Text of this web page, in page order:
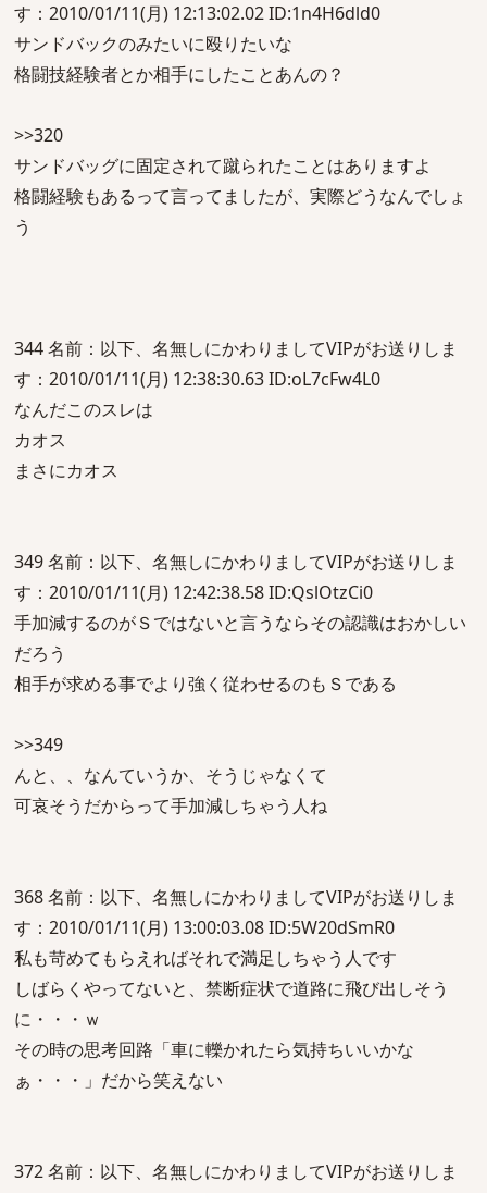
す：2010/01/11(月) 12:13:02.02 ID:1n4H6dld0
サンドバックのみたいに殴りたいな
格闘技経験者とか相手にしたことあんの？
>>320
サンドバッグに固定されて蹴られたことはありますよ
格闘経験もあるって言ってましたが、実際どうなんでしょ
う
344 名前：以下、名無しにかわりましてVIPがお送りしま
す：2010/01/11(月) 12:38:30.63 ID:oL7cFw4L0
なんだこのスレは
カオス
まさにカオス
349 名前：以下、名無しにかわりましてVIPがお送りしま
す：2010/01/11(月) 12:42:38.58 ID:QslOtzCi0
手加減するのがＳではないと言うならその認識はおかしい
だろう
相手が求める事でより強く従わせるのもＳである
>>349
んと、、なんていうか、そうじゃなくて
可哀そうだからって手加減しちゃう人ね
368 名前：以下、名無しにかわりましてVIPがお送りしま
す：2010/01/11(月) 13:00:03.08 ID:5W20dSmR0
私も苛めてもらえればそれで満足しちゃう人です
しばらくやってないと、禁断症状で道路に飛び出しそう
に・・・ｗ
その時の思考回路「車に轢かれたら気持ちいいかな
ぁ・・・」だから笑えない
372 名前：以下、名無しにかわりましてVIPがお送りしま